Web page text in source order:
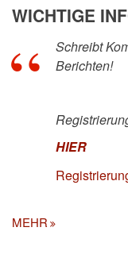
WICHTIGE
Schreibt
Berichten!
HIER
MEHR